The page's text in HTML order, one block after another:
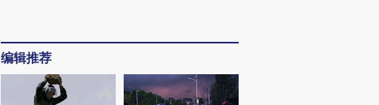
编辑推荐